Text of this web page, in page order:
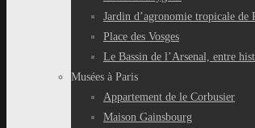
Jardin d’agronomie tropicale de
Place des Vosges
Le Bassin de l’Arsenal, entre
Musées à Paris
Appartement de le Corbusier
Maison Gainsbourg